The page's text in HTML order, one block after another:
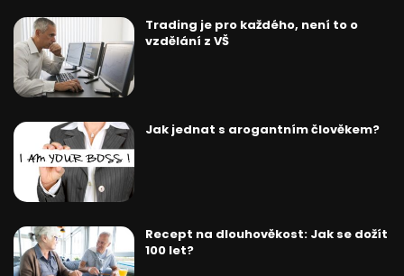
Trading je pro každého, není to o
vzdělání z VŠ
Jak jednat s arogantním člověkem?
Recept na dlouhověkost: Jak se dožít
100 let?